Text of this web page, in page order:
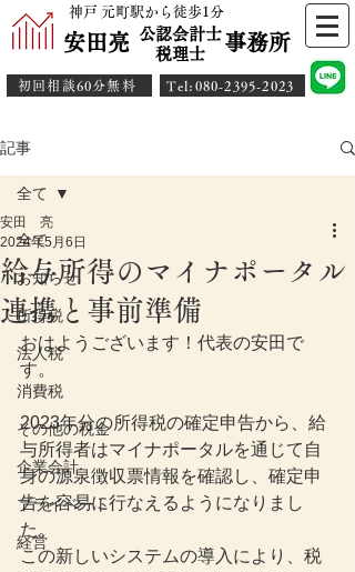
神戸 元町駅から徒歩1分
安田亮 事務所
公認会計士
​税理士
初回相談60分無料 ​Tel:080-2395-2023
記事
全て
お知らせ
所得税
法人税
消費税
その他の税金
企業会計
プライベート
経営
全て
給与所得のマイナポータル
連携と事前準備
安田 亮
2024年5月6日
おはようございます！代表の安田で
す。
2023年分の所得税の確定申告から、給
与所得者はマイナポータルを通じて自
身の源泉徴収票情報を確認し、確定申
告を容易に行なえるようになりまし
た。
この新しいシステムの導入により、税